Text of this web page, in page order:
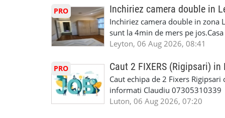
iTP/MOT Masini Mici si Vanuri
Accident Management, Preluam
Masina la Schimb. ✅ Distributii
Geometrie Profesionala Roti
Explicatii. ✅ Suntem foarte buni
Reparam orice tip de masina
Masina de Drum Lung. ✅
Detailing Auto Interior/Exterior.
WhatsApp Text https://wa.link/
6HB
lucru constant ✅ Echipă
detalii și programare, trimiteți
PRO Inchiriez camera double in
Inchiriez camera double in zona
sunt la 4min de mers pe
incluse.Cautam o persoana sau
seriozitate.Multumesc anticipat.
Leyton, 06 Aug 2026, 08:41
PRO Caut 2 FIXERS (Rigipsari) in
Caut echipa de 2 Fixers
informati Claudiu 07305310339
Luton, 06 Aug 2026, 07:20